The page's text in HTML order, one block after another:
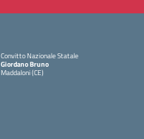
Convitto Nazionale Statale
Giordano Bruno
Maddaloni (CE)